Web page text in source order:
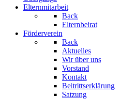
Elternmitarbeit
Back
Elternbeirat
Förderverein
Back
Aktuelles
Wir über uns
Vorstand
Kontakt
Beitrittserklärung
Satzung